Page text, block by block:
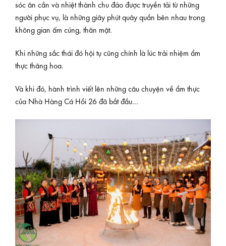
sóc ân cần và nhiệt thành chu đáo được truyền tải từ những
người phục vụ, là những giây phút quây quần bên nhau trong
không gian ấm cúng, thân mật.
Khi những sắc thái đó hội tụ cũng chính là lúc trải nhiệm ẩm
thực thăng hoa.
Và khi đó, hành trình viết lên những câu chuyện về ẩm thực
của Nhà Hàng Cá Hồi 26 đã bắt đầu…